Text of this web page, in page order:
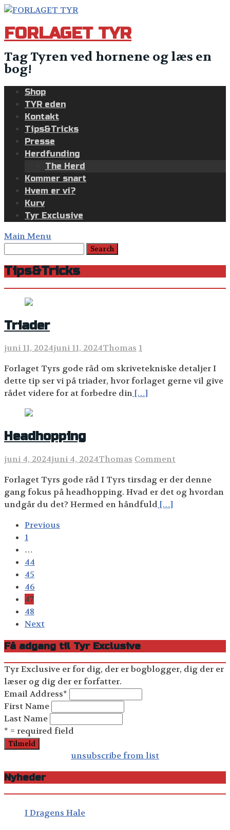
Skip
content
FORLAGET TYR
Tag Tyren ved hornene og læs en
bog!
Shop
TYR eden
Kontakt
Tips&Tricks
Presse
Herdfunding
The Herd
Kommer snart
Hvem er vi?
Kurv
Tyr Exclusive
Main Menu
Tips&Tricks
Triader
juni 11, 2024juni 11, 2024Thomas 1
Forlaget Tyrs gode råd om skrivetekniske detaljer I
dette tip ser vi på triader, hvor forlaget gerne vil give
rådet videre for at forbedre din […]
Headhopping
juni 4, 2024juni 4, 2024Thomas Comment
Forlaget Tyrs gode råd I Tyrs tirsdag er der denne
gang fokus på headhopping. Hvad er det og hvordan
undgår du det? Hermed en håndfuld […]
Posts
navigation
Previous
1
…
44
45
46
47
48
Next
Få adgang til Tyr Exclusive
Tyr Exclusive er for dig, der er bogblogger, dig der er
læser og dig der er forfatter.
Email Address*
First Name
Last Name
* = required field
unsubscribe from list
Nyheder
I Dragens Hale